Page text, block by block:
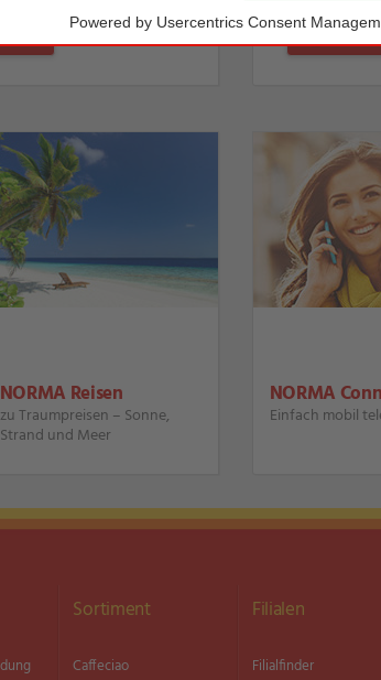
NORMA Reisen
zu Traumpreisen – Sonne,
Strand und Meer
NORMA
Einfach mobil
Sortiment
Caffeciao
Filialen
Filialfinder